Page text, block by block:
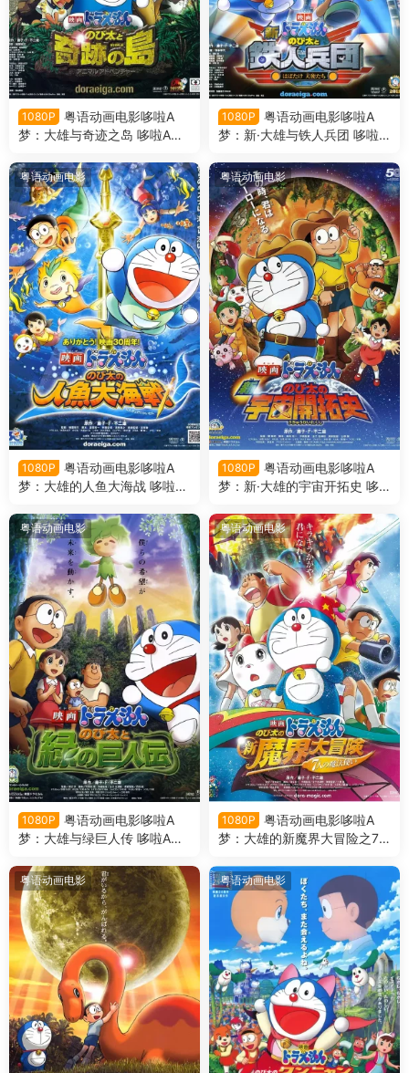
1080P
粤语动画电影哆啦A
梦：大雄与奇迹之岛 哆啦A梦
版
1080P
粤语动画电影哆啦A
梦：新·大雄与铁人兵团 哆啦A
粤语版
粤语动画电影
1080P
粤语动画电影哆啦A
梦：大雄的人鱼大海战 哆啦A
粤语版
粤语动画电影
1080P
粤语动画电影哆啦A
梦：新·大雄的宇宙开拓史 哆
开拓史粤语版
粤语动画电影
1080P
粤语动画电影哆啦A
梦：大雄与绿巨人传 哆啦A梦
版
粤语动画电影
1080P
粤语动画电影哆啦A
梦：大雄的新魔界大冒险之7
雄的新魔界大冒险之7个魔法
师粤语版
粤语动画电影 粤语动画电影